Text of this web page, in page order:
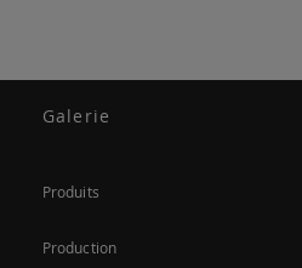
Galerie
Produits
Production